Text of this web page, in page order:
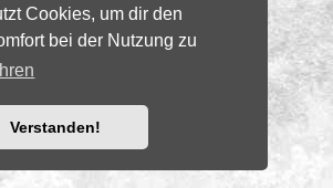
Cookies, um dir den
bei der Nutzung zu
Verstanden!